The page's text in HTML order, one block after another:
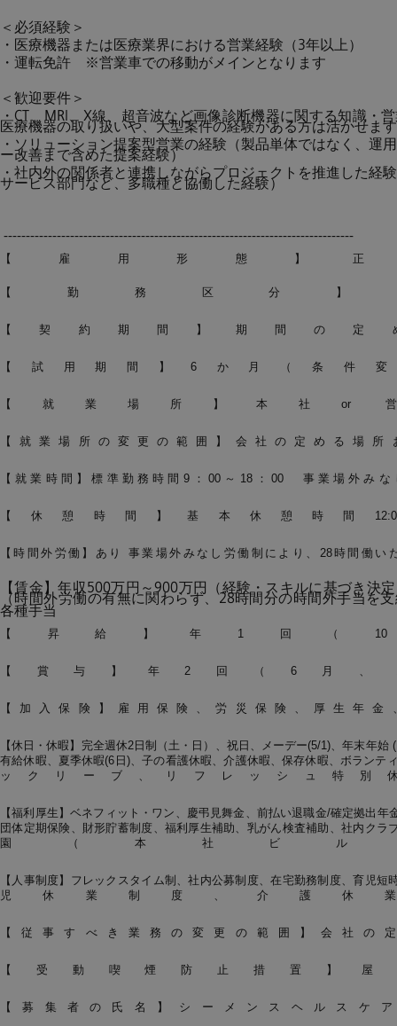
＜必須経験＞
・医療機器または医療業界における営業経験（3年以上）
・運転免許 ※営業車での移動がメインとなります
＜歓迎要件＞
・CT、MRI、X線、超音波など画像診断機器に関する知識・
医療機器の取り扱いや、大型案件の経験がある方は活かせま
・ソリューション提案型営業の経験（製品単体ではなく、運
ー改善まで含めた提案経験）
・社内外の関係者と連携しながらプロジェクトを推進した経
サービス部門など、多職種と協働した経験）
-------------------------------------------------------------------------------
【雇用形態】正
【勤務区分】
【契約期間】期間の定
【試用期間】6か月（条件変
【就業場所】本社or
【就業場所の変更の範囲】会社の定める場所
【就業時間】標準勤務時間9：00～18：00 事業場外みな
【休憩時間】基本休憩時間12:00
【時間外労働】あり 事業場外みなし労働制により、28時間働い
【賃金】年収500万円～900万円（経験・スキルに基づき決
（時間外労働の有無に関わらず、28時間分の時間外手当を
各種手当
【昇給】年1回（10
【賞与】年2回（6月、
【加入保険】雇用保険、労災保険、厚生年金
【休日・休暇】完全週休2日制（土・日）、祝日、メーデー(5/1)、年末年始
有給休暇、夏季休暇(6日)、子の看護休暇、介護休暇、保存休暇、ボランテ
ックリーブ、リフレッシュ特別
【福利厚生】ベネフィット・ワン、慶弔見舞金、前払い退職金/確定拠出年
団体定期保険、財形貯蓄制度、福利厚生補助、乳がん検査補助、社内クラ
園（本社ビル
【人事制度】フレックスタイム制、社内公募制度、在宅勤務制度、育児短
児休業制度、介護休
【従事すべき業務の変更の範囲】会社の
【受動喫煙防止措置】屋
【募集者の氏名】シーメンスヘルスケ